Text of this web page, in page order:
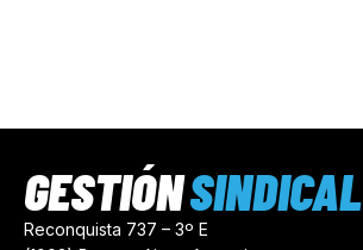
Reconquista 737 – 3º E
GESTIÓNSINDICAL